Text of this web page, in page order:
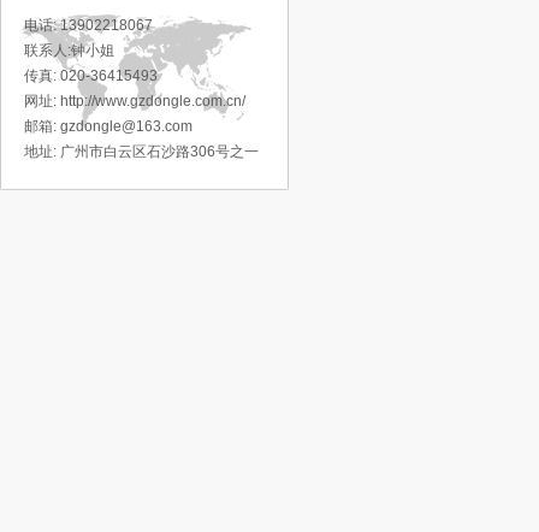
电话: 13902218067
联系人:钟小姐
传真: 020-36415493
网址: http://www.gzdongle.com.cn/
邮箱: gzdongle@163.com
地址: 广州市白云区石沙路306号之一